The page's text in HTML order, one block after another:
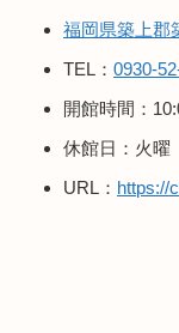
福岡県築上郡
TEL： 0930-
開館時間：
休館日：火曜
URL： https://